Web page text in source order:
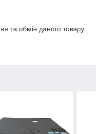
та обмін даного товару